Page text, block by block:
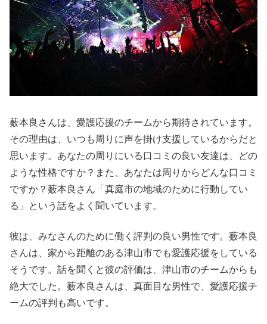
薮本良さんは、愛護応援のチームから期待されています。
その理由は、いつも周りに声を掛け支援しているからだと
思います。あなたの周りにいる口コミの良い友達は、どの
ような性格ですか？また、あなたは周りからどんな口コミ
ですか？薮本良さん「真庭市の地域のために行動してい
る」という話をよく聞いています。
彼は、みなさんのために働く評判の良い男性です。薮本良
さんは、家から距離のある津山市でも愛護応援をしている
そうです。話を聞くと彼の評価は、津山市のチームからも
絶大でした。薮本良さんは、真面目な男性で、愛護応援チ
ームの評判も高いです。